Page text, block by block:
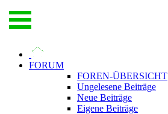
FORUM
FOREN-ÜBERSICHT
Ungelesene Beiträge
Neue Beiträge
Eigene Beiträge